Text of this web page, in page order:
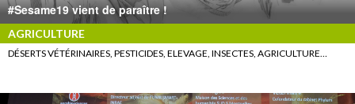
#Sesame19 vient de paraître !
AGRICULTURE
DÉSERTS VÉTÉRINAIRES, PESTICIDES, ELEVAGE, INSECTES, AGRICULTURE…